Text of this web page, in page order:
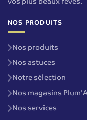
NOS PRODUITS
Nos produits
Nos astuces
Notre sélection
Nos magasins
Nos services